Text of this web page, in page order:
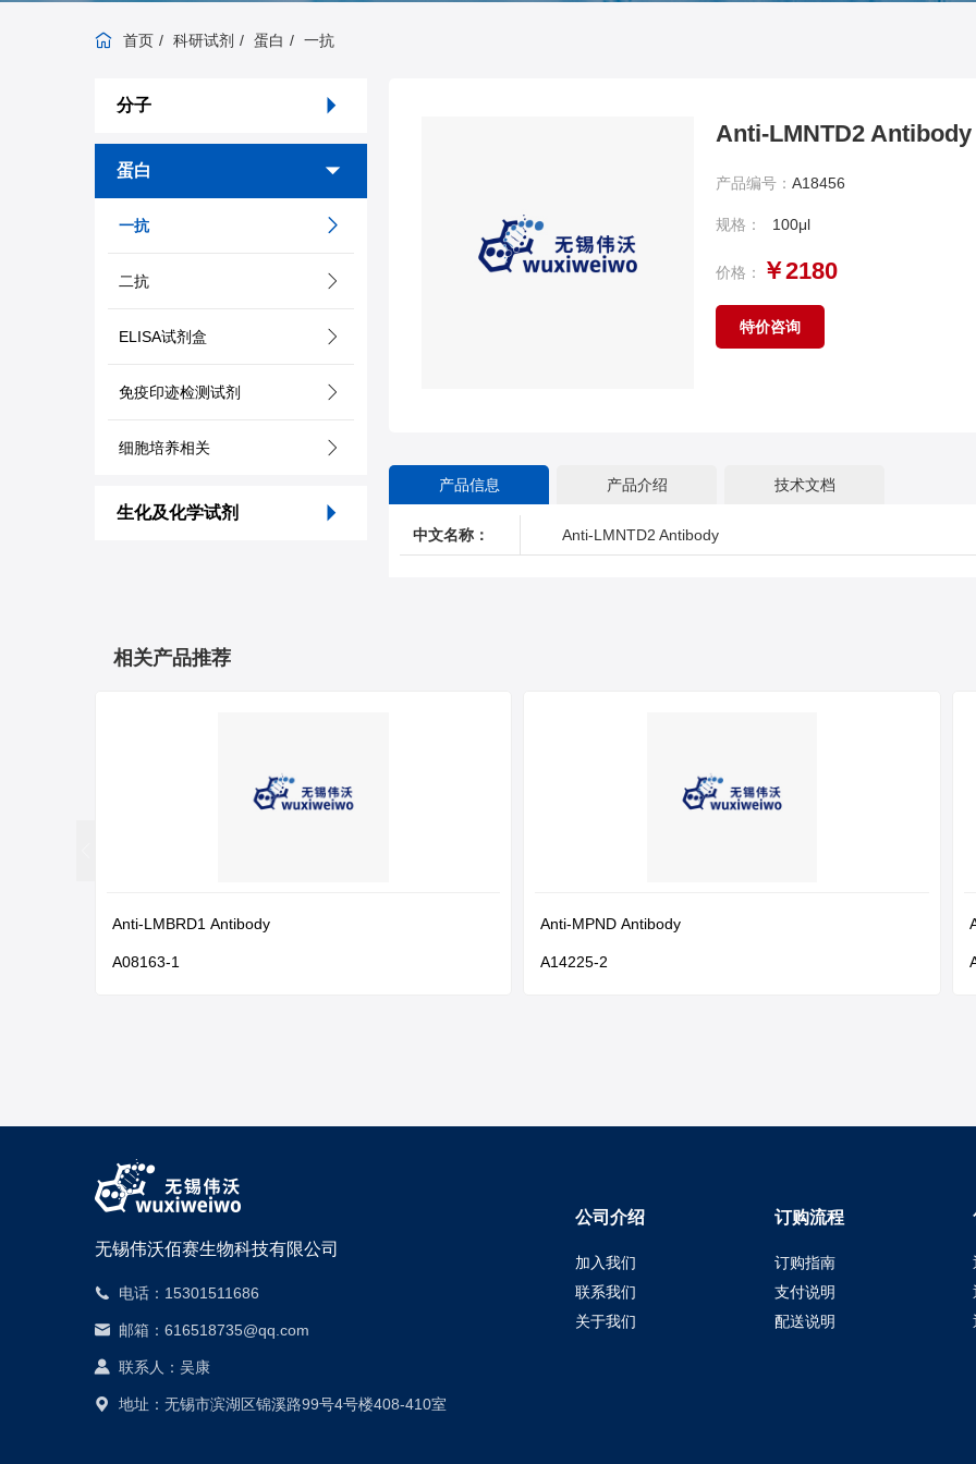
首页 科研试剂 蛋白 一抗
分子
蛋白
一抗
二抗
ELISA试剂盒
免疫印迹检测试剂
细胞培养相关
生化及化学试剂
Anti-LMNTD2 Antibody
产品编号： A18456
规格： 100μl
价格： ￥2180
特价咨询
产品信息 产品介绍 技术文档
中文名称： Anti-LMNTD2 Antibody
相关产品推荐
Anti-LMBRD1 Antibody
A08163-1
Anti-MPND Antibody
A14225-2
无锡伟沃佰赛生物科技有限公司
电话： 15301511686
邮箱： 616518735@qq.com
联系人： 吴康
地址： 无锡市滨湖区锦溪路99号4号楼408-410室
公司介绍
加入我们
联系我们
关于我们
订购流程
订购指南
支付说明
配送说明